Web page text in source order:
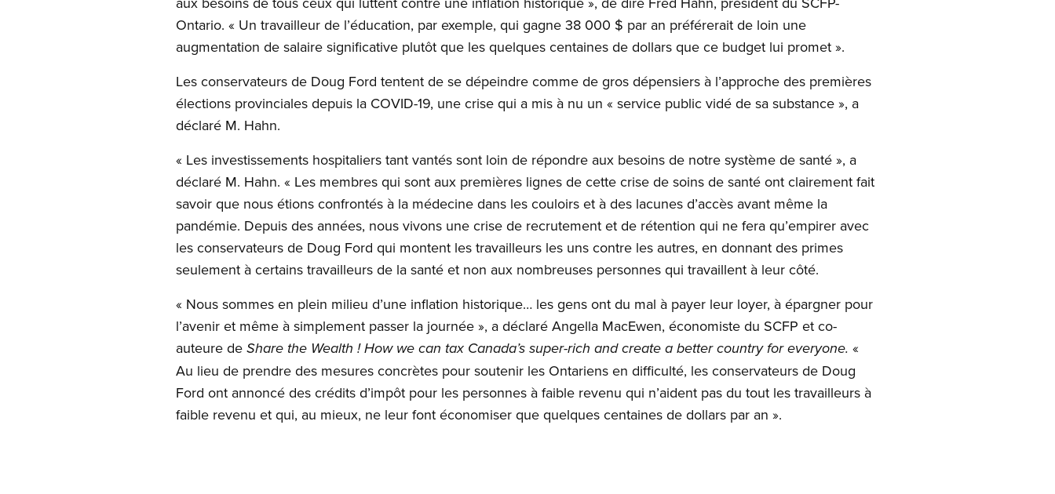
Ontario. « Un travailleur de l’éducation, par exemple, qui gagne 38 000 $ par an préférerait de loin une
augmentation de salaire significative plutôt que les quelques centaines de dollars que ce budget lui promet ».
Les conservateurs de Doug Ford tentent de se dépeindre comme de gros dépensiers à l’approche des premières
élections provinciales depuis la COVID-19, une crise qui a mis à nu un « service public vidé de sa substance », a
déclaré M. Hahn.
« Les investissements hospitaliers tant vantés sont loin de répondre aux besoins de notre système de santé », a
déclaré M. Hahn. « Les membres qui sont aux premières lignes de cette crise de soins de santé ont clairement fait
savoir que nous étions confrontés à la médecine dans les couloirs et à des lacunes d’accès avant même la
pandémie. Depuis des années, nous vivons une crise de recrutement et de rétention qui ne fera qu’empirer avec
les conservateurs de Doug Ford qui montent les travailleurs les uns contre les autres, en donnant des primes
seulement à certains travailleurs de la santé et non aux nombreuses personnes qui travaillent à leur côté.
« Nous sommes en plein milieu d’une inflation historique… les gens ont du mal à payer leur loyer, à épargner pour
l’avenir et même à simplement passer la journée », a déclaré Angella MacEwen, économiste du SCFP et co-
auteure de Share the Wealth !How we can tax Canada’s super-rich and create a better country for everyone. «
Au lieu de prendre des mesures concrètes pour soutenir les Ontariens en difficulté, les conservateurs de Doug
Ford ont annoncé des crédits d’impôt pour les personnes à faible revenu qui n’aident pas du tout les travailleurs à
faible revenu et qui, au mieux, ne leur font économiser que quelques centaines de dollars par an ».